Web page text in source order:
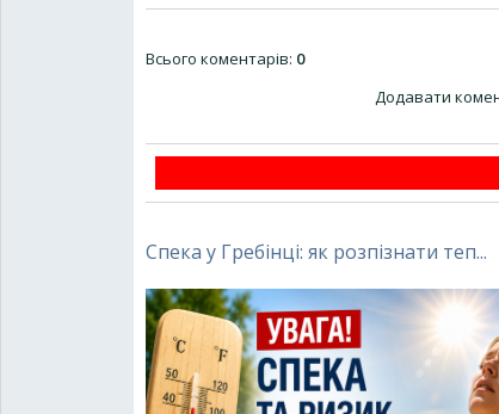
Всього коментарів: 0
Додавати
Спека у Гребінці: як розпізнати теп...